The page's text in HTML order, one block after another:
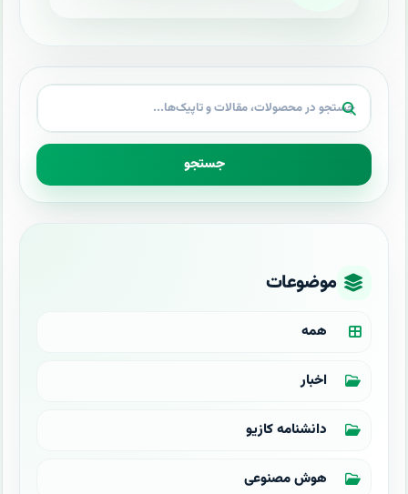
جستجو
موضوعات
همه
اخبار
دانشنامه کازیو
هوش مصنوعی